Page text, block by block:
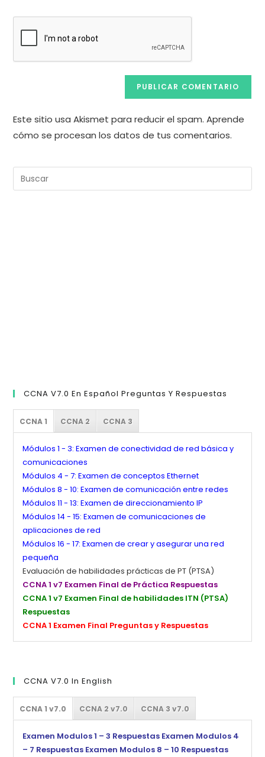
Este sitio usa Akismet para reducir el spam.Aprende
cómo se procesan los datos de tus comentarios.
CCNA V7.0 En Español Preguntas Y Respuestas
CCNA 1 CCNA 2 CCNA 3
Módulos 1 - 3: Examen de conectividad de red básica y
comunicaciones
Módulos 4 - 7: Examen de conceptos Ethernet
Módulos 8 - 10: Examen de comunicación entre redes
Módulos 11 - 13: Examen de direccionamiento IP
Módulos 14 - 15: Examen de comunicaciones de
aplicaciones de red
Módulos 16 - 17: Examen de crear y asegurar una red
pequeña
Evaluación de habilidades prácticas de PT (PTSA)
CCNA 1 v7 Examen Final de Práctica Respuestas
CCNA 1 v7 Examen Final de habilidades ITN (PTSA)
Respuestas
CCNA 1 Examen Final Preguntas y Respuestas
CCNA V7.0 In English
CCNA 1 v7.0 CCNA 2 v7.0 CCNA 3 v7.0
Examen Modulos 1 – 3 Respuestas Examen Modulos 4
– 7 Respuestas Examen Modulos 8 – 10 Respuestas